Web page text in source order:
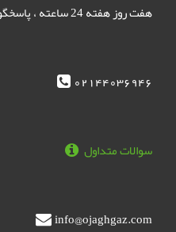
هفت روز هفته 24 ساعته ، پاسخگوی شما عزیزان هستیم…
02144036946
سوالات متداول
info@ojaghgaz.com